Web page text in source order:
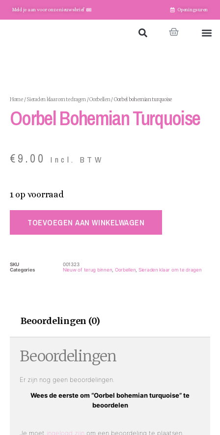
Meld je aan voor onze nieuwsbrief Openingsuren
Home/Sieraden klaar om te dragen/Oorbellen/ Oorbel bohemian turquoise
Oorbel Bohemian Turquoise
€9.00 Incl. BTW
1 op voorraad
TOEVOEGEN AAN WINKELWAGEN
SKU
001323
Categories
Nieuw of terug binnen Oorbellen Sieraden klaar om te dragen
Beoordelingen (0)
Beoordelingen
Er zijn nog geen beoordelingen.
Wees de eerste om “Oorbel bohemian turquoise” te
beoordelen
Je moet ingelogd zijn om een beoordeling te plaatsen.